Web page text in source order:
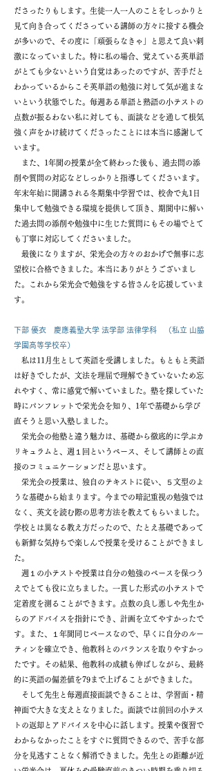
ださったりもします。生徒一人一人のことをしっかりと
見て向き合ってくださっている講師の方々に接する機会
が多いので、その度に「頑張らなきゃ」と思えて良い刺
激になっていました。特に私の場合、覚えている英単語
がとても少ないという自覚はあったのですが、苦手だと
わかっているからこそ英単語の勉強に対して気が進まな
いという状態でした。毎週ある単語と熟語の小テストの
点数が振るわない私に対しても、面談などを通して根気
強く声をかけ続けてくださったことには本当に感謝して
います。
また、1年間の授業が全て終わった後も、過去問の添
削や質問の対応などしっかりと指導してくださいます。
年末年始に開講される冬期集中学習では、校舎で丸1日
集中して勉強できる環境を提供して頂き、期間中に解い
た過去問の添削や勉強中に生じた質問にもその場でとて
も丁寧に対応してくださいました。
最後になりますが、栄光会の方々のおかげで無事に志
望校に合格できました。本当にありがとうございまし
た。これから栄光会で勉強をする皆さんを応援していま
す。
下部 優衣 慶應義塾大学 法学部 法律学科 （私立 山脇
学園高等学校卒）
私は11月生として英語を受講しました。もともと英語
は好きでしたが、文法を理屈で理解できていないため忘
れやすく、常に感覚で解いていました。塾を探していた
時にパンフレットで栄光会を知り、1年で基礎から学び
直そうと思い入塾しました。
栄光会の他塾と違う魅力は、基礎から徹底的に学ぶカ
リキュラムと、週１回というペース、そして講師との直
接のコミュニケーションだと思います。
栄光会の授業は、独自のテキストに従い、５文型のよ
うな基礎から始まります。今までの暗記重視の勉強では
なく、英文を読む際の思考方法を教えてもらいました。
学校とは異なる教え方だったので、たとえ基礎であって
も新鮮な気持ちで楽しんで授業を受けることができまし
た。
週１の小テストや授業は自分の勉強のペースを保つう
えでとても役に立ちました。一貫した形式の小テストで
定着度を測ることができます。点数の良し悪しや先生か
らのアドバイスを指針にでき、計画を立てやすかったで
す。また、１年間同じペースなので、早くに自分のルー
ティンを確立でき、他教科とのバランスを取りやすかっ
たです。その結果、他教科の成績も伸ばしながら、最終
的に英語の偏差値を79まで上げることができました。
そして先生と毎週直接面談できることは、学習面・精
神面で大きな支えとなりました。面談では前回の小テス
トの返却とアドバイスを中心に話します。授業や復習で
わからなかったことをすぐに質問できるので、苦手な部
分を見逃すことなく解消できました。先生との距離が近